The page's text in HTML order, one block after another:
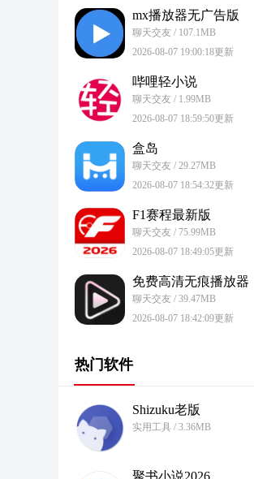
mx播放器无广告版
聊天交友 / 107.1MB
2026-08-07 19:00:18更新
哔哩轻小说
聊天交友 / 1.99MB
2026-08-07 18:59:50更新
盒岛
聊天交友 / 29.27MB
2026-08-07 18:54:32更新
F1赛程最新版
聊天交友 / 75.99MB
2026-08-07 18:49:05更新
免费高清无痕播放器
聊天交友 / 39.47MB
2026-08-07 18:42:09更新
热门软件
Shizuku老版
实用工具 / 3.36MB
聚书小说2026